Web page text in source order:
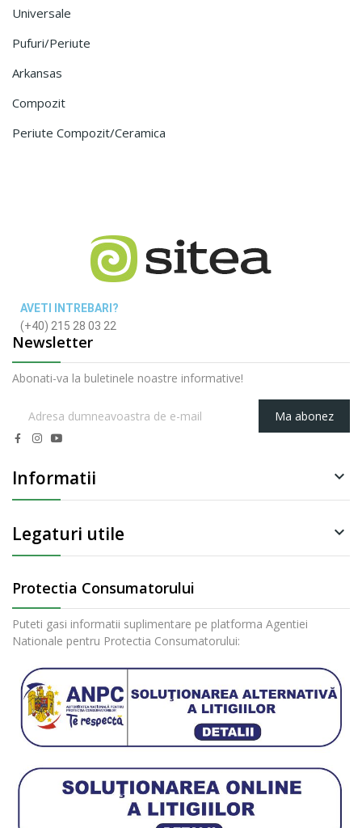
Universale
Pufuri/periute
Arkansas
Compozit
Periute Compozit/ceramica
AVETI INTREBARI?
(+40) 215 28 03 22
Newsletter
Abonati-va la buletinele noastre informative!
Ma abonez
Informatii 
Legaturi utile 
Protectia Consumatorului
Puteti gasi informatii suplimentare pe platforma Agentiei
Nationale pentru Protectia Consumatorului: